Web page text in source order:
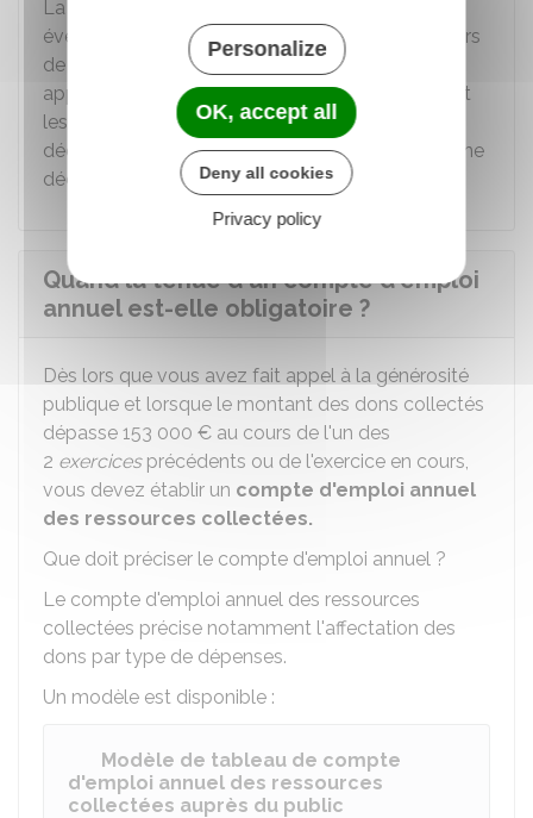
La déclaration précise pour une ou,
éventuellement, plusieurs durées d'appel au cours
de la même année les objectifs poursuivis par
appel. Si vous envisagez de lancer un appel dont
les objectifs ne sont pas prévus dans la
déclaration, vous devez effectuer au préalable une
déclaration complémentaire.
Quand la tenue d'un compte d'emploi
annuel est-elle obligatoire ?
Dès lors que vous avez fait appel à la générosité
publique et lorsque le montant des dons collectés
dépasse 153 000 € au cours de l'un des
2 exercicesprécédents ou de l'exercice en cours,
vous devez établir un compte d'emploi annuel
des ressources collectées.
Que doit préciser le compte d'emploi annuel ?
Le compte d'emploi annuel des ressources
collectées précise notamment l'affectation des
dons par type de dépenses.
Un modèle est disponible :
Modèle de tableau de compte
d'emploi annuel des ressources
collectées auprès du public
Personalize
OK, accept all
Deny all cookies
Privacy policy